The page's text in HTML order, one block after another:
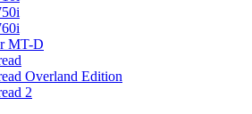
MT-D
Overland Edition
2